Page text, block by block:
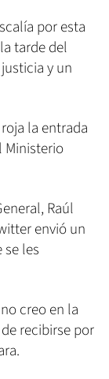
por esta
tarde del
y un
la entrada
Ministerio
Raúl
envió un
les
creo en la
recibirse por